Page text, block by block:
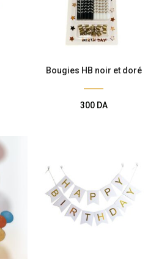
Bougies HB noir et doré
300 DA